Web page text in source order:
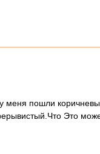
меня пошли
Это